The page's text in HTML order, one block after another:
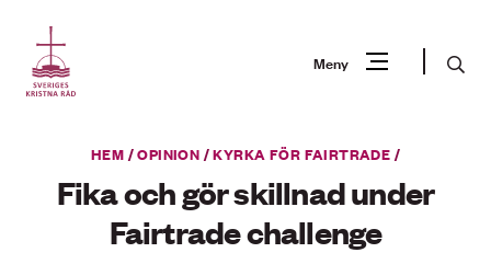
innehåll
Meny Sök
HEM /OPINION /KYRKA FÖR FAIRTRADE /
Fika och gör skillnad under
Fairtrade challenge